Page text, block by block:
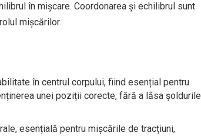
în mișcare. Coordonarea și echilibrul sunt
mișcărilor.
în centrul corpului, fiind esențial pentru
unei poziții corecte, fără a lăsa șoldurile
esențială pentru mișcările de tracțiuni,